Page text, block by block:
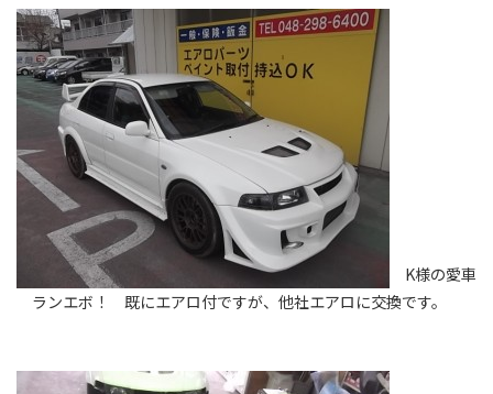
K様の愛車
ランエボ！ 既にエアロ付ですが、他社エアロに交換です。